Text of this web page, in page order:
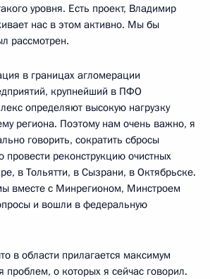
уровня. Есть проект, Владимир
нас в этом активно. Мы бы
рассмотрен.
в границах агломерации
крупнейший в ПФО
определяют высокую нагрузку
региона. Поэтому нам очень важно, я
говорить, сократить сбросы
провести реконструкцию очистных
в Тольятти, в Сызрани, в Октябрьске.
вместе с Минрегионом, Минстроем
и вошли в федеральную
в области прилагается максимум
проблем, о которых я сейчас говорил.